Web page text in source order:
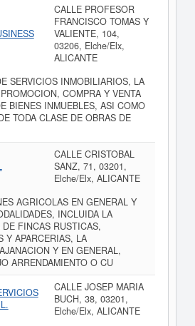
CALLE PROFESOR
FRANCISCO TOMAS Y
VALIENTE, 104,
03206, Elche/Elx,
ALICANTE
SERVICIOS INMOBILIARIOS, LA
COMPRA Y VENTA
BIENES INMUEBLES, ASI COMO
TODA CLASE DE OBRAS DE
CALLE CRISTOBAL
SANZ, 71, 03201,
Elche/Elx, ALICANTE
AGRICOLAS EN GENERAL Y
INCLUIDA LA
FINCAS RUSTICAS,
Y APARCERIAS, LA
Y EN GENERAL,
ARRENDAMIENTO O CU
CALLE JOSEP MARIA
BUCH, 38, 03201,
Elche/Elx, ALICANTE